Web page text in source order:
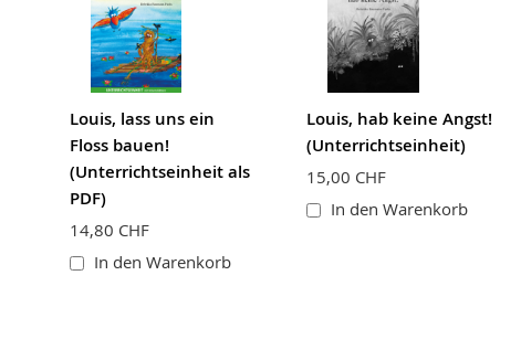
Louis, lass uns ein
Floss bauen!
(Unterrichtseinheit als
PDF)
14,80 CHF
In den Warenkorb
Louis, hab keine Angst!
(Unterrichtseinheit)
15,00 CHF
In den Warenkorb